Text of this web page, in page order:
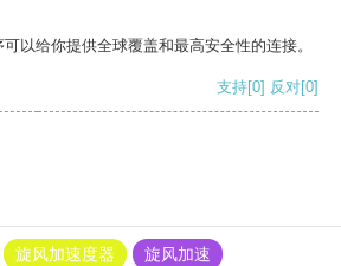
以给你提供全球覆盖和最高安全性的连接。
支持[0] 反对[0]
旋风加速度器
旋风加速